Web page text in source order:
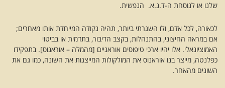
שלנו או לנוסחת ה-ד.נ.א. הנפשית.
לכאורה, לכל אדם, ולו השגרתי ביותר, תהיה נקודה המייחדת אותו מאחרים;
אם במראה החיצוני, בהתנהלות, בקצב הדיבור, בתדמית או בביטוי
האמוציונאלי. אלו יהיו ארכי טיפוסים אוראניים [מהמלה – אוראנוס]. בתפקידו
כפלנטה, מייצר בנו אוראנוס את המולקולות המייצגות את השונה, כמו גם את
השונים מהאחר.